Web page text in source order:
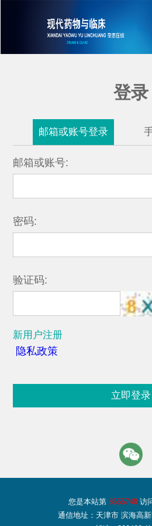
登录
邮箱或账号登录
邮箱或账号:
密码:
验证码:
新用户注册
隐私政策
立即登录
您是本站第 8555748访
通信地址：天津市 滨海高